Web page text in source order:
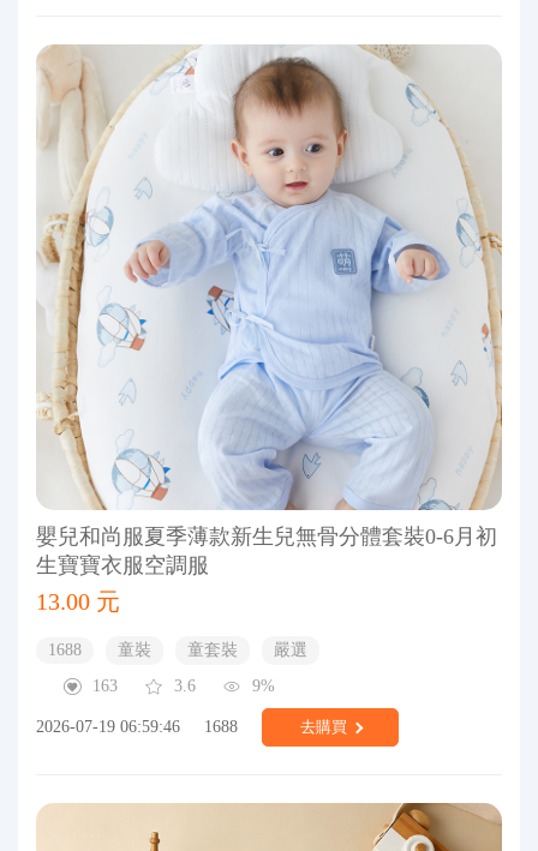
嬰兒和尚服夏季薄款新生兒無骨分體套裝0-6月初
生寶寶衣服空調服
13.00 元
1688 童裝 童套裝
嚴選
163
3.6 9%
2026-07-19 06:59:46 1688 去購買